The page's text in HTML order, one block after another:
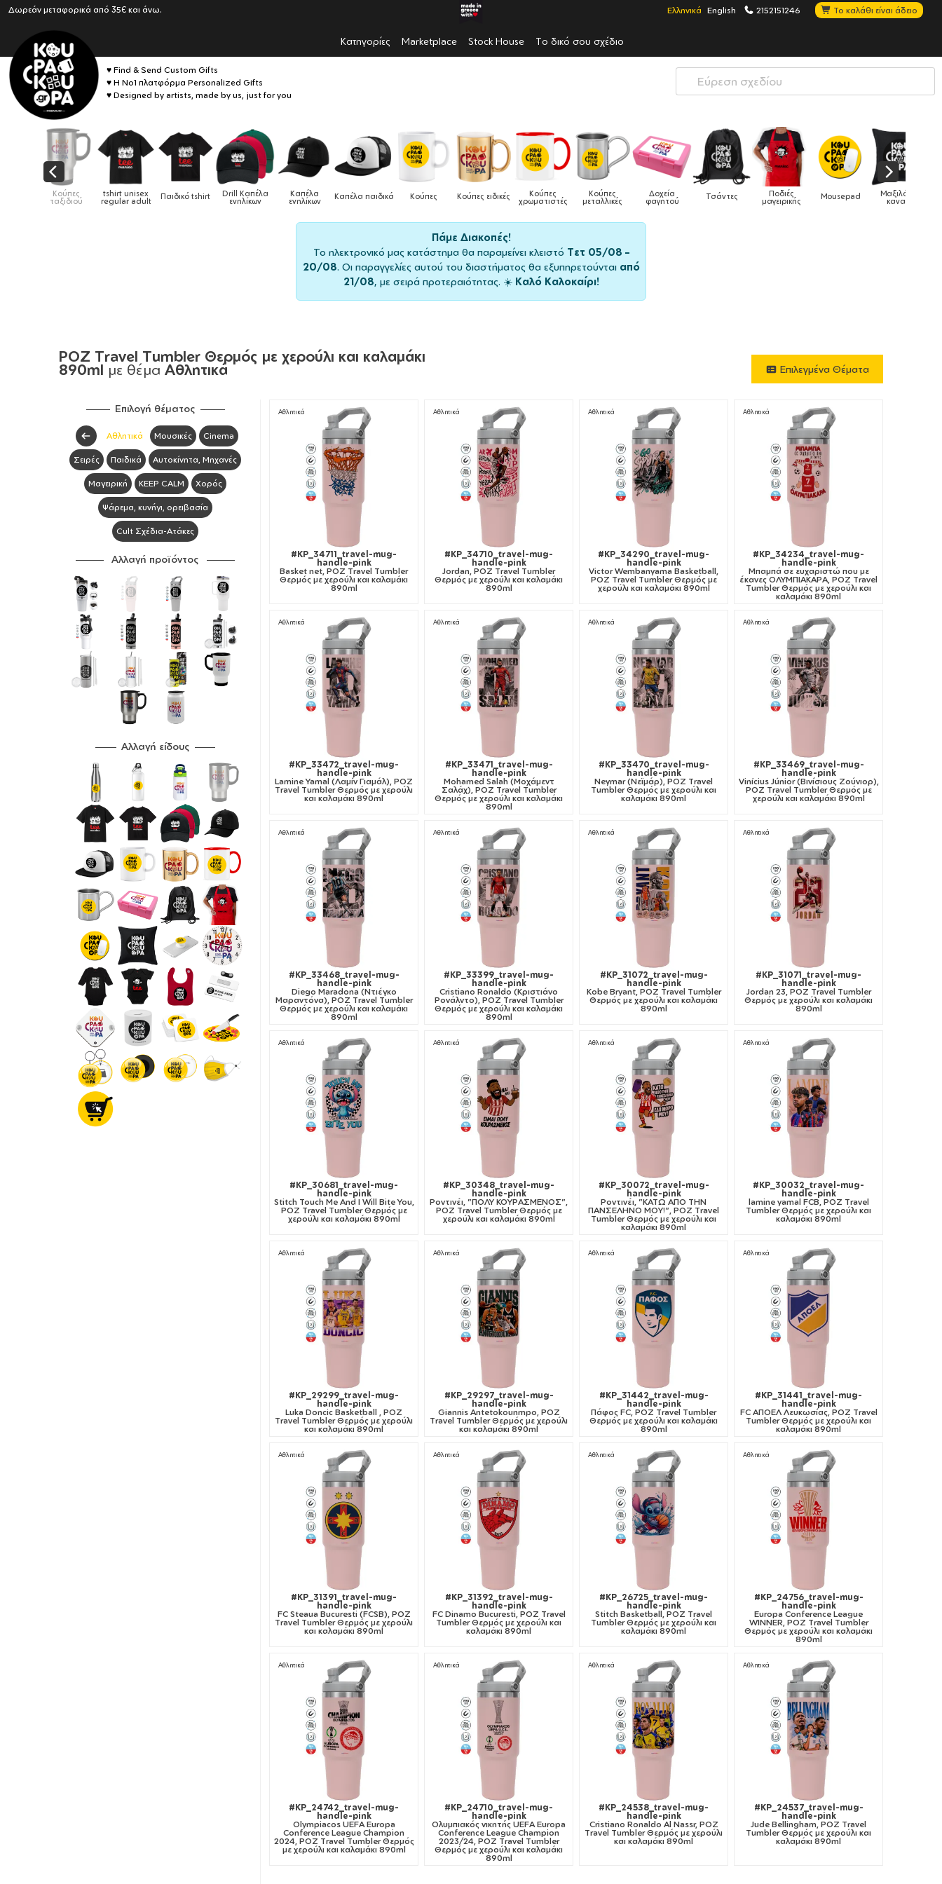
Δωρεάν μεταφορικά από 35€ και άνω. Ελληνικά English 2152151246 Το καλάθι είναι άδειο
Κατηγορίες Marketplace Stock House Το δικό σου σχέδιο
♥ Find & Send Custom Gifts
♥ Η No1 πλατφόρμα Personalized Gifts
♥ Designed by artists, made by us, just for you
tshirt unisex
regular adult Παιδικό tshirt Drill Καπέλα
ενηλίκων
Καπέλα
ενηλίκων Καπέλα παιδικά Κούπες Κούπες ειδικές Κούπες
χρωματιστές
Κούπες
μεταλλικές φαγητού Τσάντες μαγειρικής Mousepad Μαξιλάρια
καναπέ Phone Holders
Πάμε Διακοπές!
Το ηλεκτρονικό μας κατάστημα θα παραμείνει κλειστό Τετ 05/08 –
20/08. Οι παραγγελίες αυτού του διαστήματος θα εξυπηρετούνται από
21/08, με σειρά προτεραιότητας. ☀️ Καλό Καλοκαίρι!
Επιλεγμένα Θέματα
ΡΟΖ Travel Tumbler Θερμός με χερούλι και καλαμάκι
890ml με θέμα Αθλητικά
Επιλογή θέματος
Αθλητικά Μουσικές Cinema
Σειρές Παιδικά Αυτοκίνητα, Μηχανές
Μαγειρική KEEP CALM Χορός
Ψάρεμα, κυνήγι, ορειβασία
Cult Σχέδια-Ατάκες
Αλλαγή προϊόντος
Αλλαγή είδους
Αθλητικά
#KP_34711_travel-mug-
handle-pink
Basket net, ΡΟΖ Travel Tumbler
Θερμός με χερούλι και καλαμάκι
890ml
Αθλητικά
#KP_34710_travel-mug-
handle-pink
Jordan, ΡΟΖ Travel Tumbler
Θερμός με χερούλι και καλαμάκι
890ml
Αθλητικά
#KP_34290_travel-mug-
handle-pink
Victor Wembanyama Basketball,
ΡΟΖ Travel Tumbler Θερμός με
χερούλι και καλαμάκι 890ml
Αθλητικά
#KP_34234_travel-mug-
handle-pink
Μπαμπά σε ευχαριστώ που με
έκανες ΟΛΥΜΠΙΑΚΑΡΑ, ΡΟΖ Travel
Tumbler Θερμός με χερούλι και
καλαμάκι 890ml
Αθλητικά
#KP_33472_travel-mug-
handle-pink
Lamine Yamal (Λαμίν Γιαμάλ), ΡΟΖ
Travel Tumbler Θερμός με χερούλι
και καλαμάκι 890ml
Αθλητικά
#KP_33471_travel-mug-
handle-pink
Mohamed Salah (Μοχάμεντ
Σαλάχ), ΡΟΖ Travel Tumbler
Θερμός με χερούλι και καλαμάκι
890ml
Αθλητικά
#KP_33470_travel-mug-
handle-pink
Neymar (Νεϊμάρ), ΡΟΖ Travel
Tumbler Θερμός με χερούλι και
καλαμάκι 890ml
Αθλητικά
#KP_33469_travel-mug-
handle-pink
Vinícius Júnior (Βινίσιους Ζούνιορ),
ΡΟΖ Travel Tumbler Θερμός με
χερούλι και καλαμάκι 890ml
Αθλητικά
#KP_33468_travel-mug-
handle-pink
Diego Maradona (Ντιέγκο
Μαραντόνα), ΡΟΖ Travel Tumbler
Θερμός με χερούλι και καλαμάκι
890ml
Αθλητικά
#KP_33399_travel-mug-
handle-pink
Cristiano Ronaldo (Κριστιάνο
Ρονάλντο), ΡΟΖ Travel Tumbler
Θερμός με χερούλι και καλαμάκι
890ml
Αθλητικά
#KP_31072_travel-mug-
handle-pink
Kobe Bryant, ΡΟΖ Travel Tumbler
Θερμός με χερούλι και καλαμάκι
890ml
Αθλητικά
#KP_31071_travel-mug-
handle-pink
Jordan 23, ΡΟΖ Travel Tumbler
Θερμός με χερούλι και καλαμάκι
890ml
Αθλητικά
#KP_30681_travel-mug-
handle-pink
Stitch Touch Me And I Will Bite You,
ΡΟΖ Travel Tumbler Θερμός με
χερούλι και καλαμάκι 890ml
Αθλητικά
#KP_30348_travel-mug-
handle-pink
Ροντινέι, "ΠΟΛΥ ΚΟΥΡΑΣΜΕΝΟΣ",
ΡΟΖ Travel Tumbler Θερμός με
χερούλι και καλαμάκι 890ml
Αθλητικά
#KP_30072_travel-mug-
handle-pink
Ροντινέι, "ΚΑΤΩ ΑΠΟ ΤΗΝ
ΠΑΝΣΕΛΗΝΟ ΜΟΥ!", ΡΟΖ Travel
Tumbler Θερμός με χερούλι και
καλαμάκι 890ml
Αθλητικά
#KP_30032_travel-mug-
handle-pink
lamine yamal FCB, ΡΟΖ Travel
Tumbler Θερμός με χερούλι και
καλαμάκι 890ml
Αθλητικά
#KP_29299_travel-mug-
handle-pink
Luka Doncic Basketball , ΡΟΖ
Travel Tumbler Θερμός με χερούλι
και καλαμάκι 890ml
Αθλητικά
#KP_29297_travel-mug-
handle-pink
Giannis Antetokounmpo, ΡΟΖ
Travel Tumbler Θερμός με χερούλι
και καλαμάκι 890ml
Αθλητικά
#KP_31442_travel-mug-
handle-pink
Πάφος FC, ΡΟΖ Travel Tumbler
Θερμός με χερούλι και καλαμάκι
890ml
Αθλητικά
#KP_31441_travel-mug-
handle-pink
FC ΑΠΟΕΛ Λευκωσίας, ΡΟΖ Travel
Tumbler Θερμός με χερούλι και
καλαμάκι 890ml
Αθλητικά
#KP_31391_travel-mug-
handle-pink
FC Steaua Bucuresti (FCSB), ΡΟΖ
Travel Tumbler Θερμός με χερούλι
και καλαμάκι 890ml
Αθλητικά
#KP_31392_travel-mug-
handle-pink
FC Dinamo Bucuresti, ΡΟΖ Travel
Tumbler Θερμός με χερούλι και
καλαμάκι 890ml
Αθλητικά
#KP_26725_travel-mug-
handle-pink
Stitch Basketball, ΡΟΖ Travel
Tumbler Θερμός με χερούλι και
καλαμάκι 890ml
Αθλητικά
#KP_24756_travel-mug-
handle-pink
Europa Conference League
WINNER, ΡΟΖ Travel Tumbler
Θερμός με χερούλι και καλαμάκι
890ml
Αθλητικά
#KP_24742_travel-mug-
handle-pink
Olympiacos UEFA Europa
Conference League Champion
2024, ΡΟΖ Travel Tumbler Θερμός
με χερούλι και καλαμάκι 890ml
Αθλητικά
#KP_24710_travel-mug-
handle-pink
Ολυμπιακός νικητής UEFA Europa
Conference League Champion
2023/24, ΡΟΖ Travel Tumbler
Θερμός με χερούλι και καλαμάκι
890ml
Αθλητικά
#KP_24538_travel-mug-
handle-pink
Cristiano Ronaldo Al Nassr, ΡΟΖ
Travel Tumbler Θερμός με χερούλι
και καλαμάκι 890ml
Αθλητικά
#KP_24537_travel-mug-
handle-pink
Jude Bellingham, ΡΟΖ Travel
Tumbler Θερμός με χερούλι και
καλαμάκι 890ml